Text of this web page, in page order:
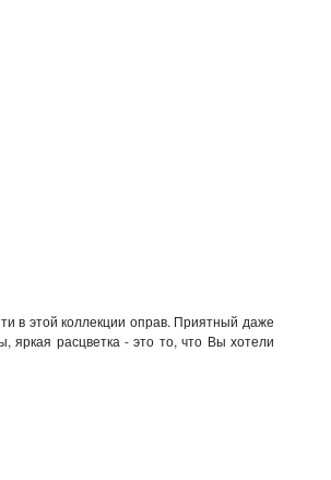
в этой коллекции оправ. Приятный даже
яркая расцветка - это то, что Вы хотели